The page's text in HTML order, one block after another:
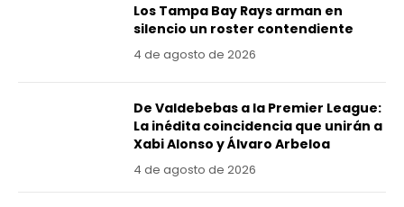
Los Tampa Bay Rays arman en
silencio un roster contendiente
4 de agosto de 2026
De Valdebebas a la Premier League:
La inédita coincidencia que unirán a
Xabi Alonso y Álvaro Arbeloa
4 de agosto de 2026